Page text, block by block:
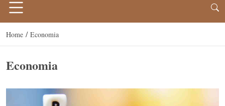
Home / Economia
Economia